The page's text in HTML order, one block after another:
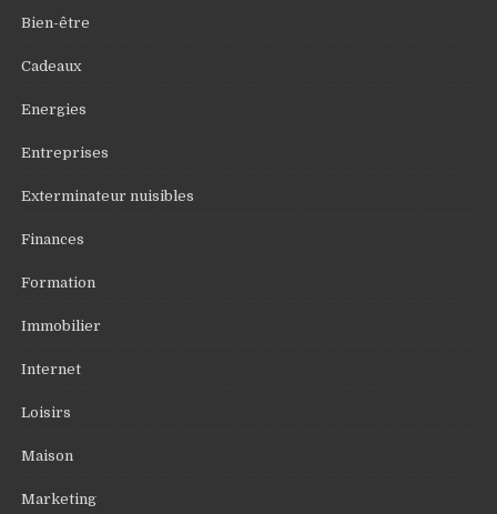
Bien-être
Cadeaux
Energies
Entreprises
Exterminateur nuisibles
Finances
Formation
Immobilier
Internet
Loisirs
Maison
Marketing